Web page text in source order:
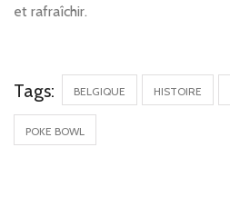
et rafraîchir.
Tags: BELGIQUE HISTOIRE
POKE BOWL